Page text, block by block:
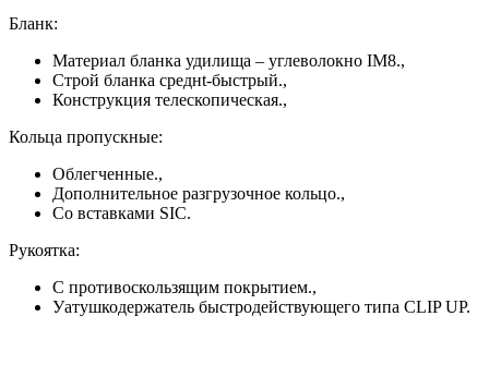
Бланк:
Материал бланка удилища – углеволокно IM8.,
Строй бланка среднt-быстрый.,
Конструкция телескопическая.,
Кольца пропускные:
Облегченные.,
Дополнительное разгрузочное кольцо.,
Со вставками SIC.
Рукоятка:
С противоскользящим покрытием.,
Уатушкодержатель быстродействующего типа CLIP UP.